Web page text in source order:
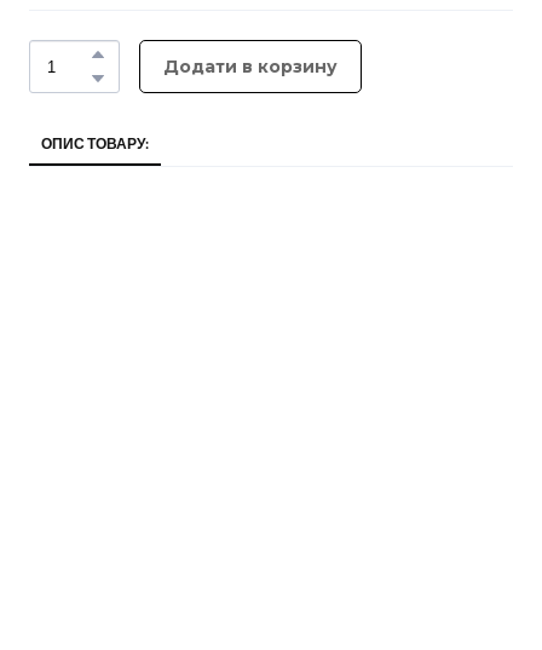
Додати в корзину
ОПИС ТОВАРУ: